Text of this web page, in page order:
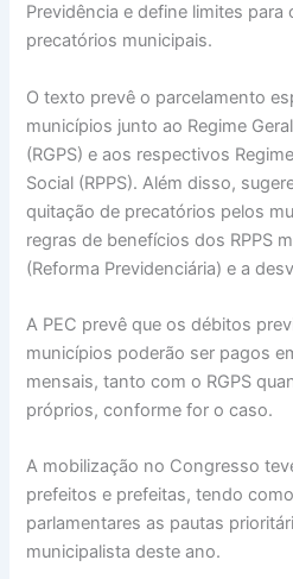
Previdência e define limites para
precatórios municipais.
O texto prevê o parcelamento
municípios junto ao Regime
(RGPS) e aos respectivos
Social (RPPS). Além disso,
quitação de precatórios pelos
regras de benefícios dos RPPS
(Reforma Previdenciária) e a
A PEC prevê que os débitos
municípios poderão ser pagos
mensais, tanto com o RGPS
próprios, conforme for o caso.
A mobilização no Congresso
prefeitos e prefeitas, tendo
parlamentares as pautas
municipalista deste ano.